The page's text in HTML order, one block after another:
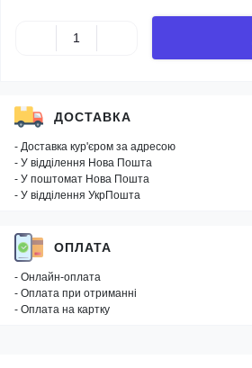
ДОСТАВКА
- Доставка кур'єром за адресою
- У відділення Нова Пошта
- У поштомат Нова Пошта
- У відділення УкрПошта
ОПЛАТА
- Онлайн-оплата
- Оплата при отриманні
- Оплата на картку